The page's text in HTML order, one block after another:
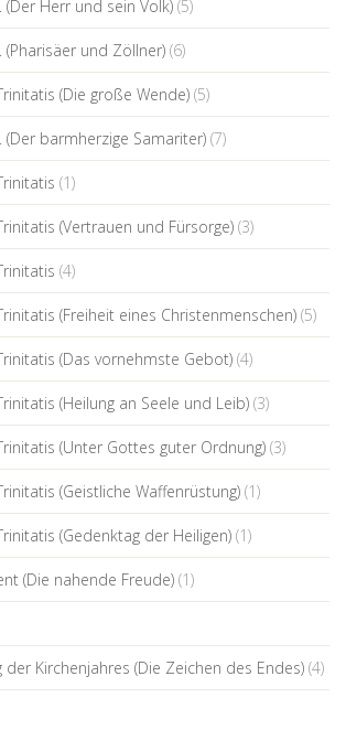
(Der Herr und sein Volk) (5)
(Pharisäer und Zöllner) (6)
(Die große Wende) (5)
(Der barmherzige Samariter) (7)
(1)
(Vertrauen und Fürsorge) (3)
(4)
(Freiheit eines Christenmenschen) (5)
(Das vornehmste Gebot) (4)
(Heilung an Seele und Leib) (3)
(Unter Gottes guter Ordnung) (3)
(Geistliche Waffenrüstung) (1)
(Gedenktag der Heiligen) (1)
(Die nahende Freude) (1)
Kirchenjahres (Die Zeichen des Endes) (4)